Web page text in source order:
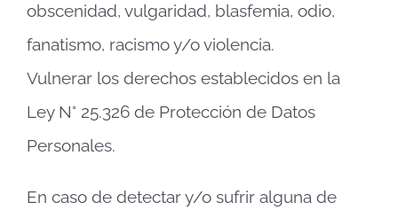
obscenidad, vulgaridad, blasfemia, odio,
fanatismo, racismo y/o violencia.
Vulnerar los derechos establecidos en la
Ley N° 25.326 de Protección de Datos
Personales.
En caso de detectar y/o sufrir alguna de